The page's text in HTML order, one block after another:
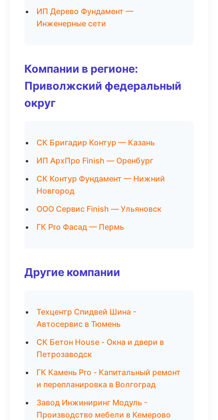
ИП Дерево Фундамент —
Инженерные сети
Компании в регионе:
Приволжский федеральный
округ
СК Бригадир Контур — Казань
ИП АрхПро Finish — Оренбург
СК Контур Фундамент — Нижний
Новгород
ООО Сервис Finish — Ульяновск
ГК Pro Фасад — Пермь
Другие компании
Техцентр Спидвей Шина -
Автосервис в Тюмень
СК Бетон House - Окна и двери в
Петрозаводск
ГК Камень Pro - Капитальный ремонт
и перепланировка в Волгоград
Завод Инжиниринг Модуль -
Производство мебели в Кемерово